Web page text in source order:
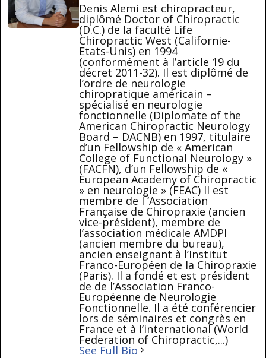
Denis Alemi est chiropracteur,
diplômé Doctor of Chiropractic
(D.C.) de la faculté Life
Chiropractic West (Californie-
Etats-Unis) en 1994
(conformément à l’article 19 du
décret 2011-32). Il est diplômé de
l’ordre de neurologie
chiropratique américain –
spécialisé en neurologie
fonctionnelle (Diplomate of the
American Chiropractic Neurology
Board – DACNB) en 1997, titulaire
d’un Fellowship de « American
College of Functional Neurology »
(FACFN), d’un Fellowship de «
European Academy of Chiropractic
» en neurologie » (FEAC) Il est
membre de l ‘Association
Française de Chiropraxie (ancien
vice-président), membre de
l’association médicale AMDPI
(ancien membre du bureau),
ancien enseignant à l’Institut
Franco-Européen de la Chiropraxie
(Paris). Il a fondé et est président
de de l’Association Franco-
Européenne de Neurologie
Fonctionnelle. Il a été conférencier
lors de séminaires et congrès en
France et à l’international (World
Federation of Chiropractic,...)
See Full Bio